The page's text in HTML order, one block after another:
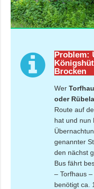
Problem:
Brocken
Wer
oder
Route auf
hat und nun
genannter
den nächst
Bus fährt
– Torfhaus
benötigt ca.